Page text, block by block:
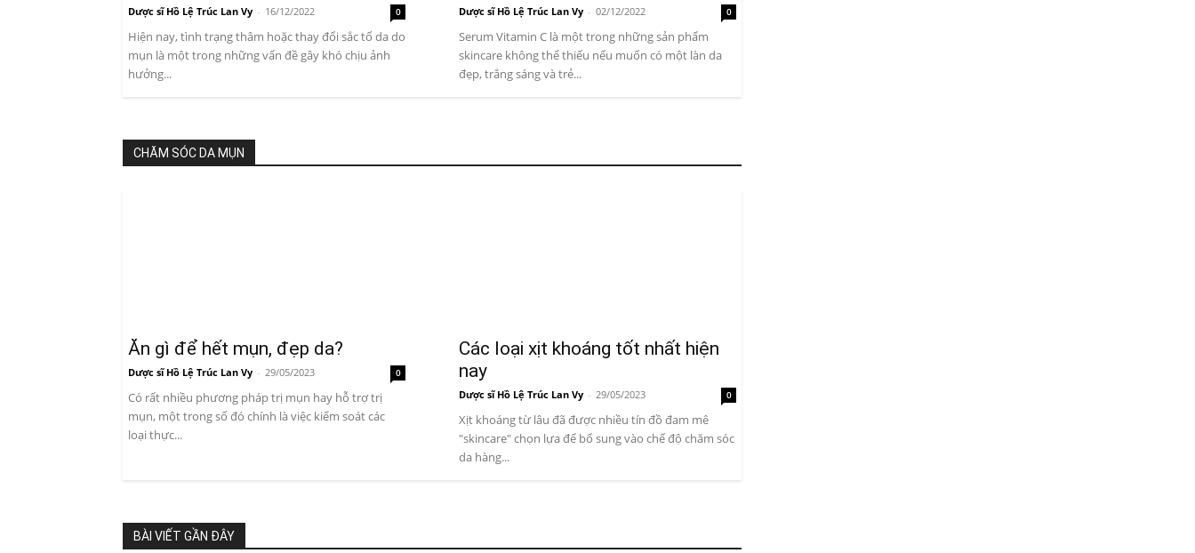
Dược sĩ Hồ Lệ Trúc Lan Vy - 16/12/2022 0
Hiện nay, tình trạng thâm hoặc thay đổi sắc tố da do
mụn là một trong những vấn đề gây khó chịu ảnh
hưởng...
Dược sĩ Hồ Lệ Trúc Lan Vy - 02/12/2022 0
Serum Vitamin C là một trong những sản phẩm
skincare không thể thiếu nếu muốn có một làn da
đẹp, trắng sáng và trẻ...
CHĂM SÓC DA MỤN
Ăn gì để hết mụn, đẹp da?
Dược sĩ Hồ Lệ Trúc Lan Vy - 29/05/2023 0
Có rất nhiều phương pháp trị mụn hay hỗ trợ trị
mụn, một trong số đó chính là việc kiểm soát các
loại thực...
Các loại xịt khoáng tốt nhất hiện
nay
Dược sĩ Hồ Lệ Trúc Lan Vy - 29/05/2023 0
Xịt khoáng từ lâu đã được nhiều tín đồ đam mê
"skincare" chọn lựa để bổ sung vào chế độ chăm sóc
da hàng...
BÀI VIẾT GẦN ĐÂY